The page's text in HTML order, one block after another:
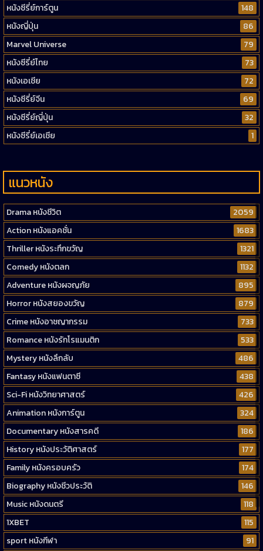
หนังซีรี่ย์การ์ตูน
148
หนังญี่ปุ่น
86
Marvel Universe
79
หนังซีรี่ย์ไทย
73
หนังเอเชีย
72
หนังซีรี่ย์จีน
69
หนังซีรี่ย์ญี่ปุ่น
32
หนังซีรี่ย์เอเชีย
1
แนวหนัง
Drama หนังชีวิต
2059
Action หนังแอคชั่น
1683
Thriller หนังระทึกขวัญ
1321
Comedy หนังตลก
1132
Adventure หนังผจญภัย
895
Horror หนังสยองขวัญ
879
Crime หนังอาชญากรรม
733
Romance หนังรักโรแมนติก
533
Mystery หนังลึกลับ
486
Fantasy หนังแฟนตาซี
438
Sci-Fi หนังวิทยาศาสตร์
426
Animation หนังการ์ตูน
324
Documentary หนังสารคดี
186
History หนังประวัติศาสตร์
177
Family หนังครอบครัว
174
Biography หนังชีวประวัติ
146
Music หนังดนตรี
118
1XBET
115
sport หนังกีฬา
91